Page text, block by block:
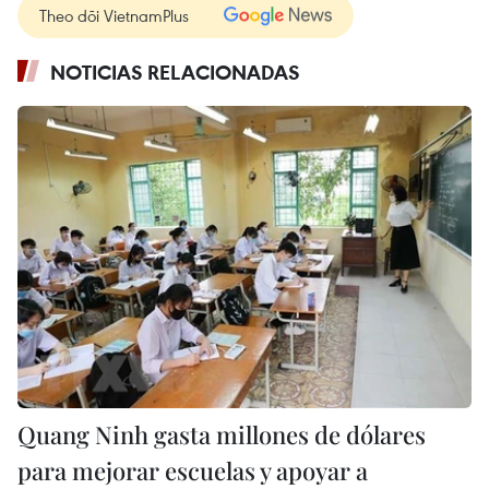
Theo dõi VietnamPlus
NOTICIAS RELACIONADAS
Quang Ninh gasta millones de dólares
para mejorar escuelas y apoyar a